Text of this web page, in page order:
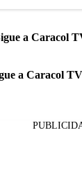
a Caracol
a Caracol